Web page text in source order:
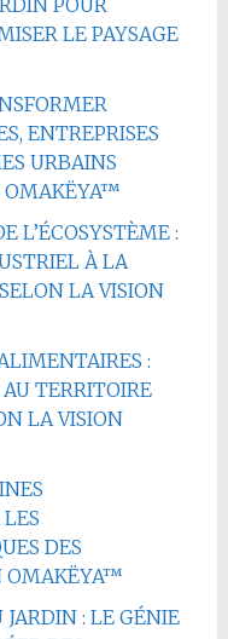
POUR
LE PAYSAGE
ENTREPRISES
URBAINS
OMAKËYA™
L’ÉCOSYSTÈME :
À LA
LA VISION
:
TERRITOIRE
LA VISION
DES
OMAKËYA™
: LE GÉNIE